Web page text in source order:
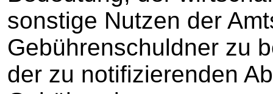
sonstige Nutzen der
Gebührenschuldner zu
der zu notifizierenden